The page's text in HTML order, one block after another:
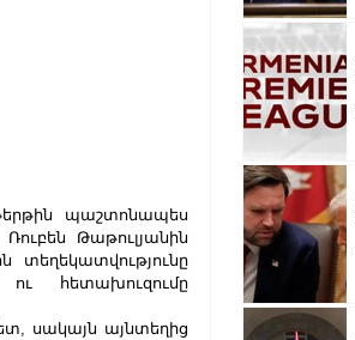
պաշտոնապես
Թաթուլյանին
տեղեկատվությունը
հետախուզումը
սակայն այնտեղից